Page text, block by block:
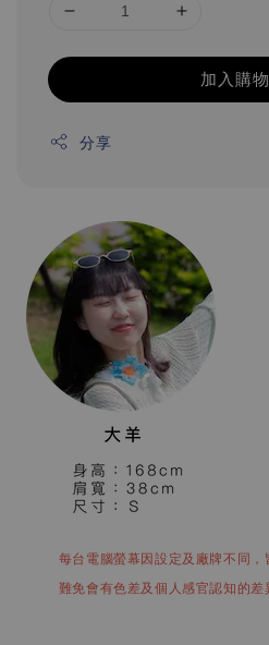
加入購
分享
每台電腦螢幕因設定及廠牌不同
難免會有色差及個人感官認知的差